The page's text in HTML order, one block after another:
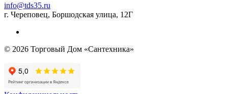
info@tds35.ru
г. Череповец, Боршодская улица, 12Г
© 2026 Торговый Дом «Сантехника»